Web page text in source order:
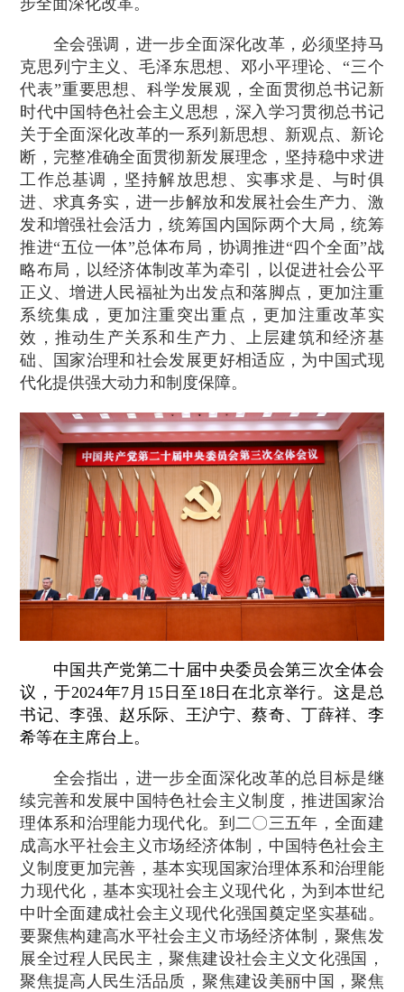
步全面深化改革。
全会强调，进一步全面深化改革，必须坚持马
克思列宁主义、毛泽东思想、邓小平理论、“三个
代表”重要思想、科学发展观，全面贯彻总书记新
时代中国特色社会主义思想，深入学习贯彻总书记
关于全面深化改革的一系列新思想、新观点、新论
断，完整准确全面贯彻新发展理念，坚持稳中求进
工作总基调，坚持解放思想、实事求是、与时俱
进、求真务实，进一步解放和发展社会生产力、激
发和增强社会活力，统筹国内国际两个大局，统筹
推进“五位一体”总体布局，协调推进“四个全面”战
略布局，以经济体制改革为牵引，以促进社会公平
正义、增进人民福祉为出发点和落脚点，更加注重
系统集成，更加注重突出重点，更加注重改革实
效，推动生产关系和生产力、上层建筑和经济基
础、国家治理和社会发展更好相适应，为中国式现
代化提供强大动力和制度保障。
中国共产党第二十届中央委员会第三次全体会
议，于2024年7月15日至18日在北京举行。这是总
书记、李强、赵乐际、王沪宁、蔡奇、丁薛祥、李
希等在主席台上。
全会指出，进一步全面深化改革的总目标是继
续完善和发展中国特色社会主义制度，推进国家治
理体系和治理能力现代化。到二〇三五年，全面建
成高水平社会主义市场经济体制，中国特色社会主
义制度更加完善，基本实现国家治理体系和治理能
力现代化，基本实现社会主义现代化，为到本世纪
中叶全面建成社会主义现代化强国奠定坚实基础。
要聚焦构建高水平社会主义市场经济体制，聚焦发
展全过程人民民主，聚焦建设社会主义文化强国，
聚焦提高人民生活品质，聚焦建设美丽中国，聚焦